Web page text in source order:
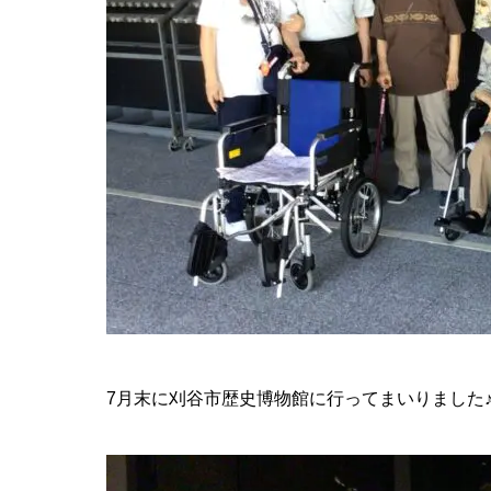
7月末に刈谷市歴史博物館に行ってまいりました